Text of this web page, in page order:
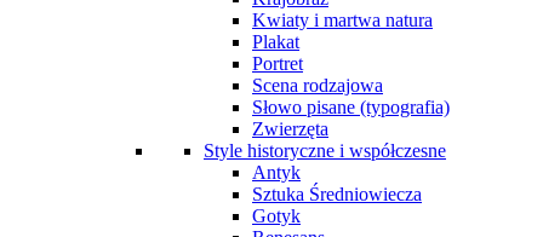
Kwiaty i martwa natura
Plakat
Portret
Scena rodzajowa
Słowo pisane (typografia)
Zwierzęta
Style historyczne i współczesne
Antyk
Sztuka Średniowiecza
Gotyk